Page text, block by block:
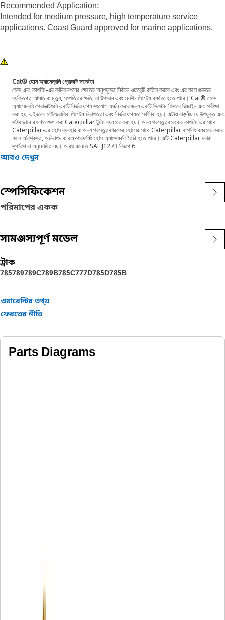
Recommended Application:
Intended for medium pressure, high temperature service
applications. Coast Guard approved for marine applications.
Cat® হোস অ্যাসেম্বলি প্রোডাক্ট সতর্কতা
হোস এবং কাপলিং-এর কম্বিনেশনের ক্ষেত্রে অনুপযুক্ত নির্বাচন ওয়ারেন্টি বাতিল করবে এবং এর ফলে গুরুতর
ব্যক্তিগত আঘাত বা মৃত্যু, সম্পত্তির ক্ষতি, বা উপাদান এবং মেশিন সিস্টেম ব্যর্থতা হতে পারে। Cat® হোস
অ্যাসেম্বলি প্রোডাক্টগুলি একটি নির্ভরযোগ্য সংযোগ অর্জন করার জন্য একটি সিস্টেম হিসাবে ডিজাইন এবং পরীক্ষা
করা হয়, এইভাবে হাইড্রোলিক সিস্টেম নিরাপত্তা এবং নির্ভরযোগ্যতা সর্বাধিক হয়। এটাও বাঞ্ছনীয় যে উপযুক্ত এবং
সঠিকভাবে রক্ষণাবেক্ষণ করা Caterpillar টুলিং ব্যবহার করা হয়। অন্য প্রস্তুতকারকের কাপলিং এর সাথে
Caterpillar-এর হোস ব্যবহার বা অন্য প্রস্তুতকারকের হোসের সাথে Caterpillar কাপলিং ব্যবহার করার
ফলে অবিশ্বস্ত, অনিরাপদ বা কম-পারফর্মিং হোস অ্যাসেম্বলি তৈরি হতে পারে। এটি Caterpillar দ্বারা
সুপারিশ বা অনুমোদিত নয়। আরও জানতে SAE J1273 বিভাগ 6.
আরও দেখুন
স্পেসিফিকেশন
পরিমাপের একক
সামঞ্জস্যপূর্ণ মডেল
ট্রাক
785789789C789B785C777D785D785B
ওয়ারেন্টির তথ্য়
ফেরতের নীতি
Parts Diagrams